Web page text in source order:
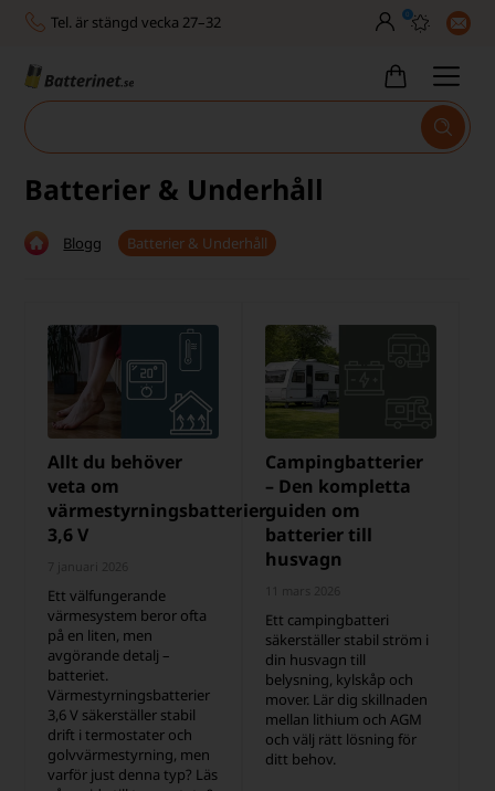
Tel. är stängd vecka 27–32
Snabb leverans - 1-3 dagar
Inga dolda avgifter
Fasta låga priser
Bra Trustscore
0
Batterier & Underhåll
Blogg Batterier & Underhåll
Allt du behöver
veta om
värmestyrningsbatterier
3,6 V
Ett välfungerande
värmesystem beror ofta
på en liten, men
avgörande detalj –
batteriet.
Värmestyrningsbatterier
3,6 V säkerställer stabil
drift i termostater och
golvvärmestyrning, men
varför just denna typ? Läs
Campingbatterier
– Den kompletta
guiden om
batterier till
husvagn
Ett campingbatteri
säkerställer stabil ström i
din husvagn till
belysning, kylskåp och
mover. Lär dig skillnaden
mellan lithium och AGM
och välj rätt lösning för
ditt behov.